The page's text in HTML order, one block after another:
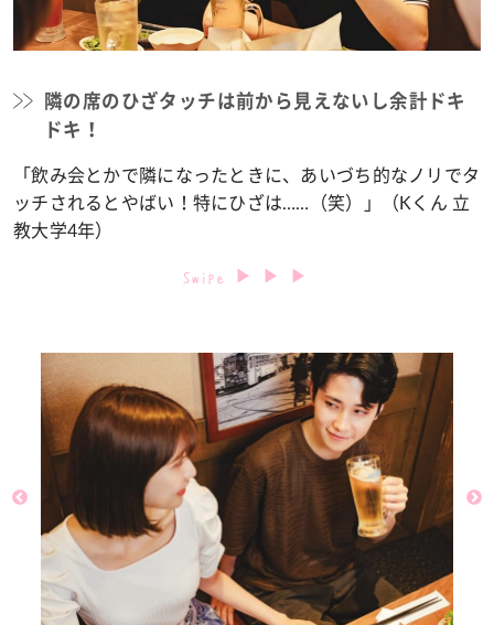
隣の席のひざタッチは前から見えないし余計ドキ
ドキ！
「飲み会とかで隣になったときに、あいづち的なノリでタ
ッチされるとやばい！特にひざは……（笑）」（Kくん 立
教大学4年）